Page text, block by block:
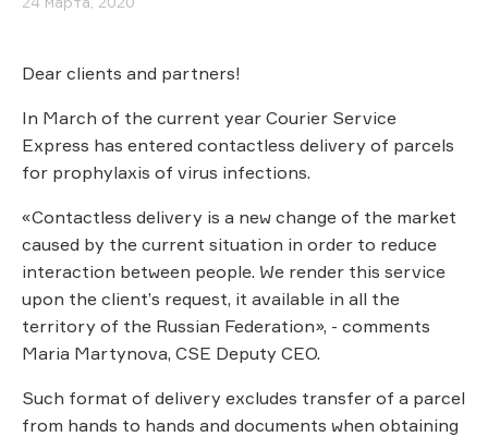
Dear clients and partners!
In March of the current year Courier Service
Express has entered contactless delivery of parcels
for prophylaxis of virus infections.
«Contactless delivery is a new change of the market
caused by the current situation in order to reduce
interaction between people. We render this service
upon the client’s request, it available in all the
territory of the Russian Federation», - comments
Maria Martynova, CSE Deputy CEO.
Such format of delivery excludes transfer of a parcel
from hands to hands and documents when obtaining